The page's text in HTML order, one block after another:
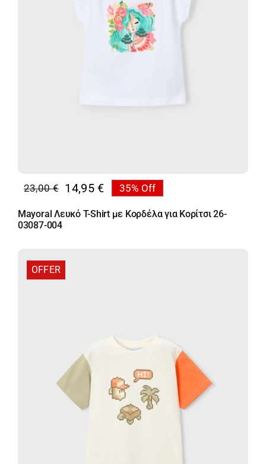
23,00€
Original
price
was:
14,95 €
Η
τρέχουσα
τιμή
35% Off
Mayoral Λευκό T-Shirt με Κορδέλα για Κορίτσι 26-
03087-004
OFFER